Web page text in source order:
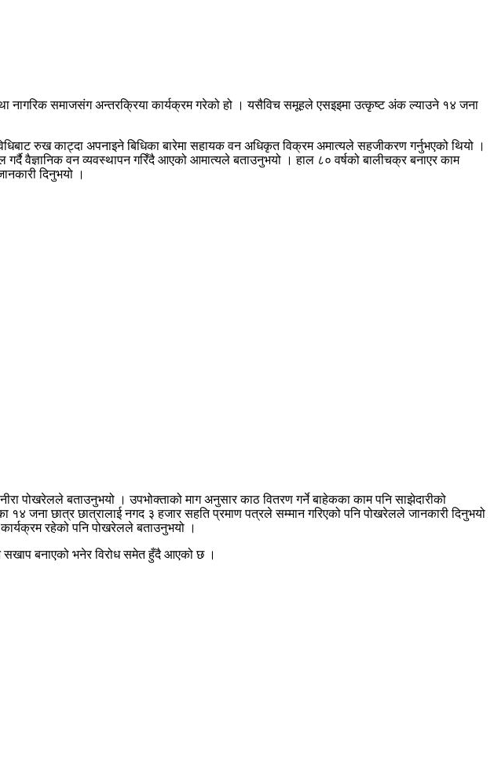
नागरिक समाजसंग अन्तरक्रिया कार्यक्रम गरेको हो । यसैविच समूहले एसइइमा उत्कृष्ट अंक ल्याउने १४ जना
रुख काट्दा अपनाइने बिधिका बारेमा सहायक वन अधिकृत विक्रम अमात्यले सहजीकरण गर्नुभएको थियो ।
वैज्ञानिक वन व्यवस्थापन गरिँदै आएको आमात्यले बताउनुभयो । हाल ८० वर्षको बालीचक्र बनाएर काम
दिनुभयो ।
पोखरेलले बताउनुभयो । उपभोक्ताको माग अनुसार काठ वितरण गर्ने बाहेकका काम पनि साझेदारीको
१४ जना छात्र छात्रालाई नगद ३ हजार सहति प्रमाण पत्रले सम्मान गरिएको पनि पोखरेलले जानकारी दिनुभयो
कार्यक्रम रहेको पनि पोखरेलले बताउनुभयो ।
सखाप बनाएको भनेर विरोध समेत हुँदै आएको छ ।